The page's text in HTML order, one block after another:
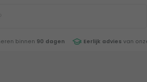
binnen 90 dagen Eerlijk advies van